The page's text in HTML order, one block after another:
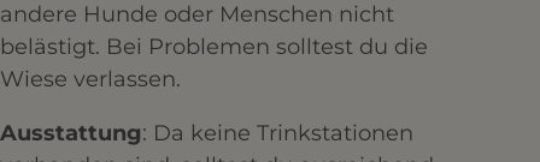
andere Hunde oder Menschen nicht
belästigt. Bei Problemen solltest du die
Wiese verlassen.​
Ausstattung: Da keine Trinkstationen